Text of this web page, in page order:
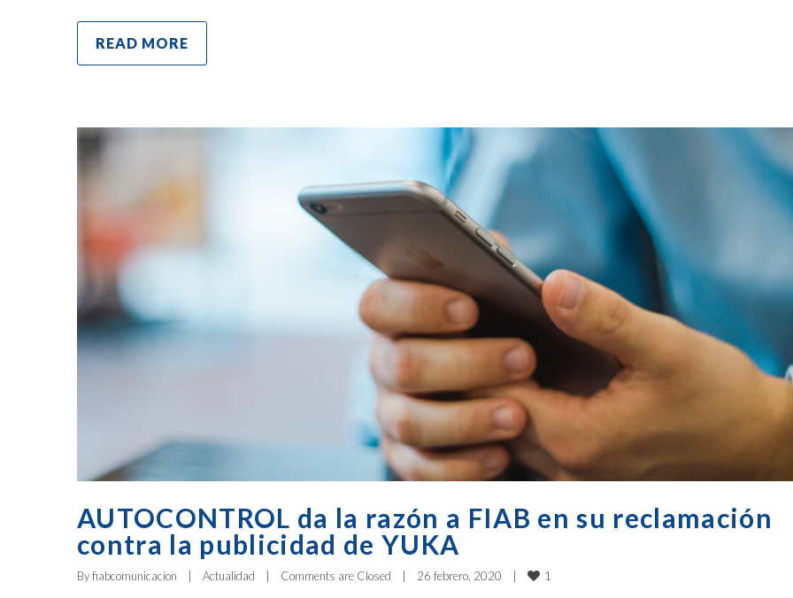
READ MORE
AUTOCONTROL da la razón a FIAB en su reclamación
contra la publicidad de YUKA
By fiabcomunicacion Actualidad Comments are Closed 26 febrero, 2020 1